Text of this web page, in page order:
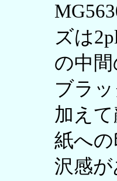
ズは
の中
ブラ
加え
紙へ
沢感